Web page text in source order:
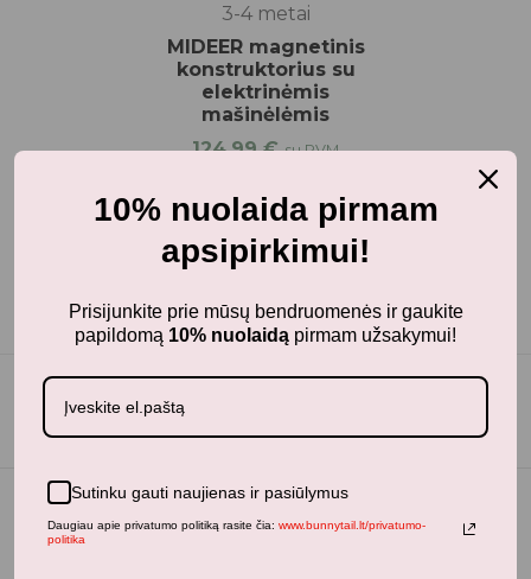
3-4 metai
MIDEER magnetinis
konstruktorius su
elektrinėmis
mašinėlėmis
124,99€ su PVM
10% nuolaida pirmam
apsipirkimui!
Prisijunkite prie mūsų bendruomenės ir gaukite
papildomą 10% nuolaidą pirmam užsakymui!
Sutinku gauti naujienas ir pasiūlymus
Daugiau apie privatumo politiką rasite čia: www.bunnytail.lt/privatumo-
politika